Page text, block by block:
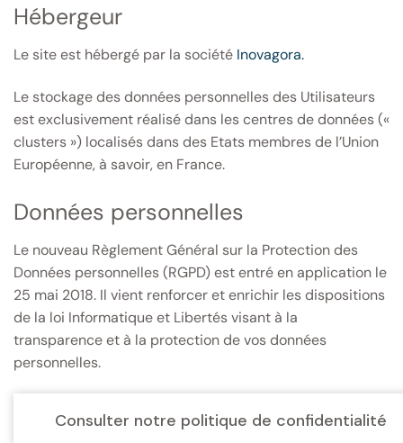
Hébergeur
Le site est hébergé par la société Inovagora.
Le stockage des données personnelles des Utilisateurs
est exclusivement réalisé dans les centres de données («
clusters ») localisés dans des Etats membres de l’Union
Européenne, à savoir, en France.
Données personnelles
Le nouveau Règlement Général sur la Protection des
Données personnelles (RGPD) est entré en application le
25 mai 2018. Il vient renforcer et enrichir les dispositions
de la loi Informatique et Libertés visant à la
transparence et à la protection de vos données
personnelles.
Consulter notre politique de confidentialité